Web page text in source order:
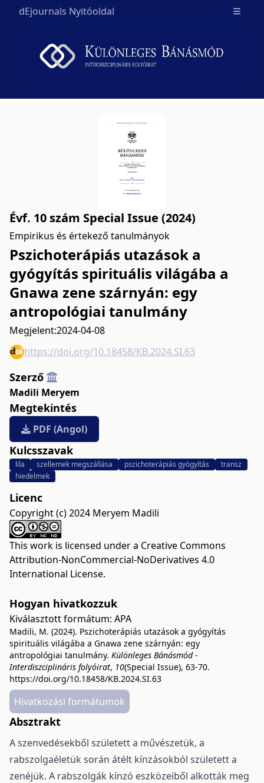
dEjournals Nyitóoldal Open
Évf. 10 szám Special Issue (2024)
Empirikus és értekező tanulmányok
Pszichoterápiás utazások a
gyógyítás spirituális világába a
Gnawa zene szárnyán: egy
antropológiai tanulmány
Megjelent:2024-04-08
https://doi.org/10.18458/KB.2024.SI.63
Szerző
Madili Meryem
Megtekintés
PDF (Angol)
Kulcsszavak
lila szellemek megszállása pszichoterápiás gyógyítás
transz
hiedelmek
Licenc
Copyright (c) 2024 Meryem Madili
This work is licensed under a Creative Commons
Attribution-NonCommercial-NoDerivatives 4.0
International License.
Hogyan hivatkozzuk
Kiválasztott formátum: APA
Madili, M. (2024). Pszichoterápiás utazások a gyógyítás
spirituális világába a Gnawa zene szárnyán: egy
antropológiai tanulmány. Különleges Bánásmód -
Interdiszciplináris folyóirat, 10(Special Issue), 63-70.
https://doi.org/10.18458/KB.2024.SI.63
Hivatkozási formátumok
Absztrakt
A szenvedésekből született a művészetük, a
rabszolgaéletük során átélt kínzásokból született a
zenéjük. A rabszolgák kínzó eszközeiből alkották meg